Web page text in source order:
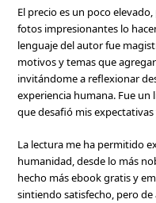
El precio es un poco
fotos impresionantes lo
lenguaje del autor fue
motivos y temas que
invitándome a reflexionar
experiencia humana. Fue
que desafió mis
La lectura me ha permitido
humanidad, desde lo más
hecho más ebook gratis y
sintiendo satisfecho, pero